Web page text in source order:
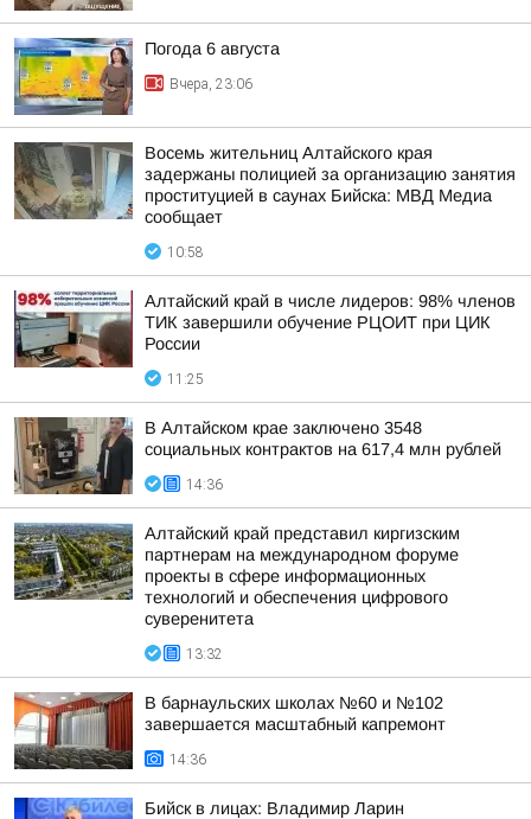
Погода 6 августа
Вчера, 23:06
Восемь жительниц Алтайского края
задержаны полицией за организацию занятия
проституцией в саунах Бийска: МВД Медиа
сообщает
10:58
Алтайский край в числе лидеров: 98% членов
ТИК завершили обучение РЦОИТ при ЦИК
России
11:25
В Алтайском крае заключено 3548
социальных контрактов на 617,4 млн рублей
14:36
Алтайский край представил киргизским
партнерам на международном форуме
проекты в сфере информационных
технологий и обеспечения цифрового
суверенитета
13:32
В барнаульских школах №60 и №102
завершается масштабный капремонт
14:36
Бийск в лицах: Владимир Ларин